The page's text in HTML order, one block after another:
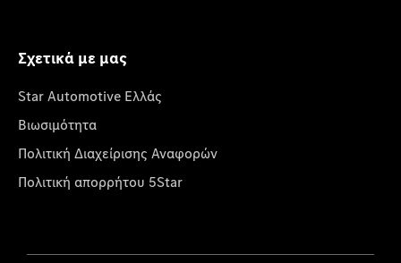
Σχετικά με μας
Star Automotive Ελλάς
Βιωσιμότητα
Πολιτική Διαχείρισης Αναφορών
Πολιτική απορρήτου 5Star